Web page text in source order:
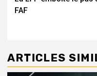
d’article
FAF
ARTICLES